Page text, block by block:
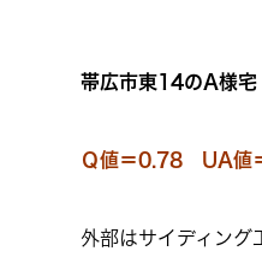
帯広市東14のA様
Ｑ値＝0.78 UA値
外部はサイディング